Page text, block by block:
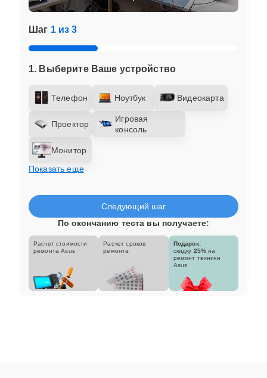
Шаг 1 из 3
1. Выберите Ваше устройство
Телефон Ноутбук Видеокарта
Проектор
Игровая
консоль
Монитор
Показать еще
Следующий шаг
По окончанию теста вы получаете:
Расчет стоимости
ремонта Asus
Расчет сроков
ремонта
Подарок:
скидку 25% на
ремонт техники
Asus